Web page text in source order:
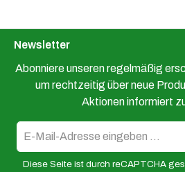
Newsletter
Abonniere unseren regelmäßig
um rechtzeitig über neue
Aktionen informiert
Mail-
Adresse*
Diese Seite ist durch reCAPTCHA